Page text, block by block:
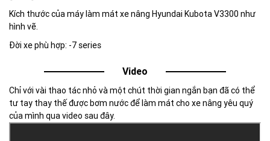
Kích thước của máy làm mát xe nâng Hyundai Kubota V3300 như
hình vẽ.
Đời xe phù hợp: -7 series
Video
Chỉ với vài thao tác nhỏ và một chút thời gian ngắn bạn đã có thể
tư tay thay thế được bơm nước để làm mát cho xe nâng yêu quý
của mình qua video sau đây.